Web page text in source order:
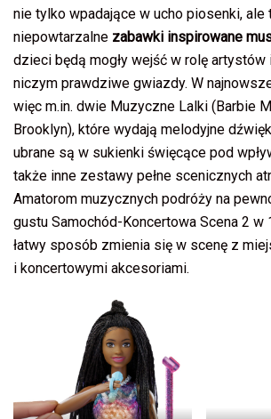
nie tylko wpadające w ucho piosenki, ale
niepowtarzalne zabawki inspirowane
dzieci będą mogły wejść w rolę
niczym prawdziwe gwiazdy. W
więc m.in. dwie Muzyczne Lalki (Barbie
Brooklyn), które wydają melodyjne
ubrane są w sukienki święcące pod
także inne zestawy pełne scenicznych
Amatorom muzycznych podróży na
gustu Samochód-Koncertowa Scena 2 w
łatwy sposób zmienia się w scenę z
i koncertowymi akcesoriami.